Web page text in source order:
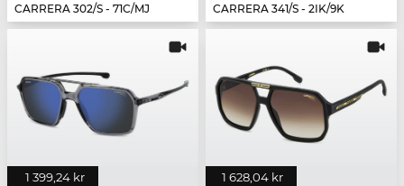
CARRERA 302/S - 71C/MJ
CARRERA 341/S - 2IK/9K
1 399,24 kr 1 628,04 kr